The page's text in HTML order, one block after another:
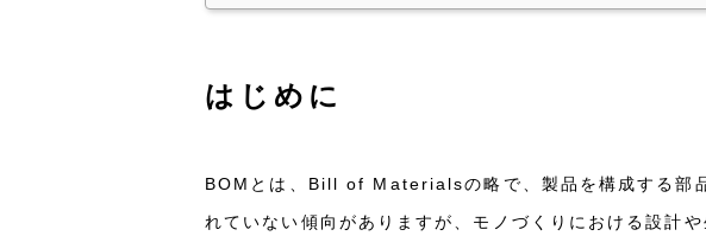
はじめに
BOMとは、Bill of Materialsの略で、製品を構成する部
れていない傾向がありますが、モノづくりにおける設計